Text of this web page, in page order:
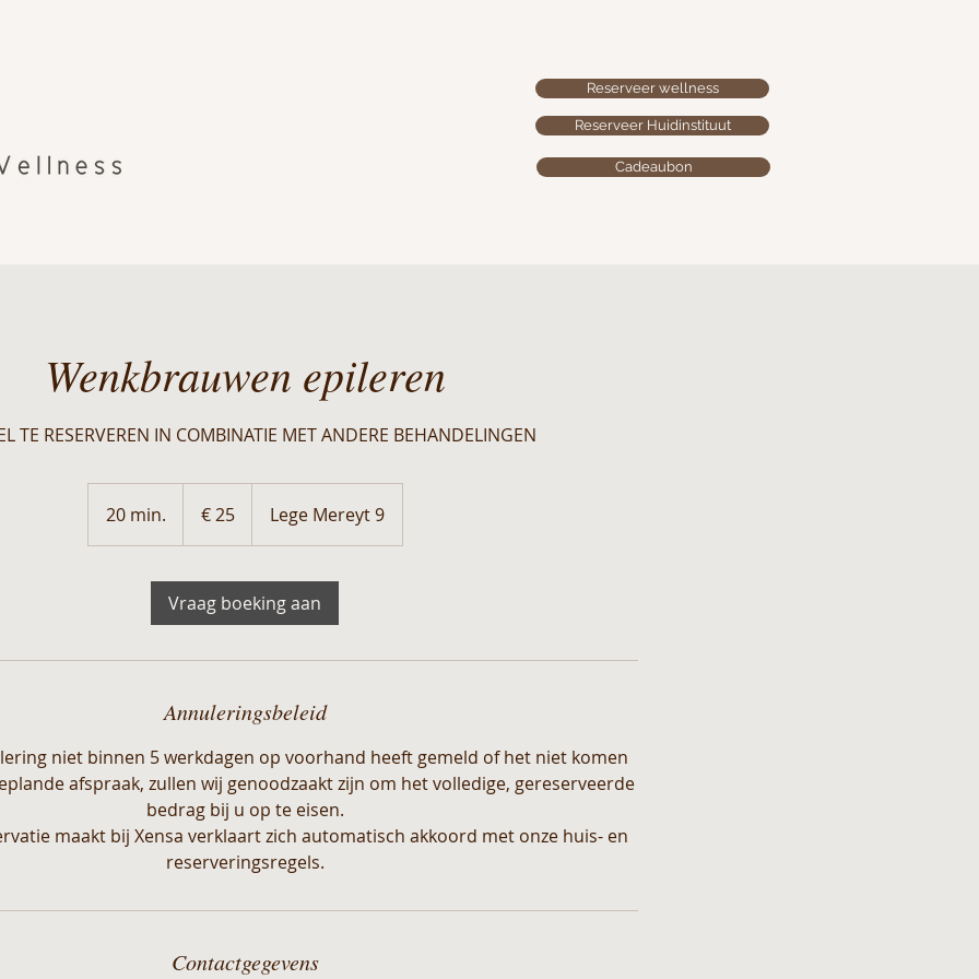
Reserveer wellness
Reserveer Huidinstituut
Cadeaubon
Wenkbrauwen epileren
TE RESERVEREN IN COMBINATIE MET ANDERE BEHANDELINGEN
20 min.
0
i
n
€ 25 Lege Mereyt 9
Vraag boeking aan
Annuleringsbeleid
niet binnen 5 werkdagen op voorhand heeft gemeld of het niet komen
afspraak, zullen wij genoodzaakt zijn om het volledige, gereserveerde
bedrag bij u op te eisen.
maakt bij Xensa verklaart zich automatisch akkoord met onze huis- en
reserveringsregels.
Contactgegevens